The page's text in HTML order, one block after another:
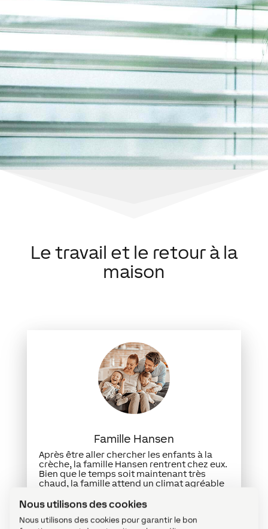
Nous utilisons des cookies
Nous utilisons des cookies pour garantir le bon
Le travail et le retour à la
maison
Famille Hansen
Après être aller chercher les enfants à la
crèche, la famille Hansen rentrent chez eux.
Bien que le temps soit maintenant très
chaud, la famille attend un climat agréable
automatiquement baissé pour refroidir